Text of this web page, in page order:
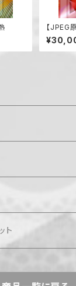
【JPEG
（強い絆
体）
ト